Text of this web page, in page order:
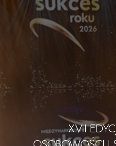
Gala Polsko-
XVII
GALAGala Polsko-